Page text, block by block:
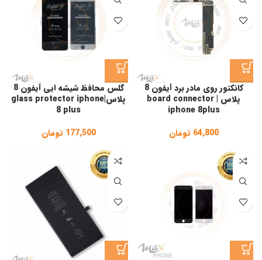
کانکتور روی مادر برد آیفون 8
پلاس | board connector
iphone 8plus
64,800 تومان
گلس محافظ شیشه ایی آیفون 8
پلاس|glass protector iphone
8 plus
177,500 تومان